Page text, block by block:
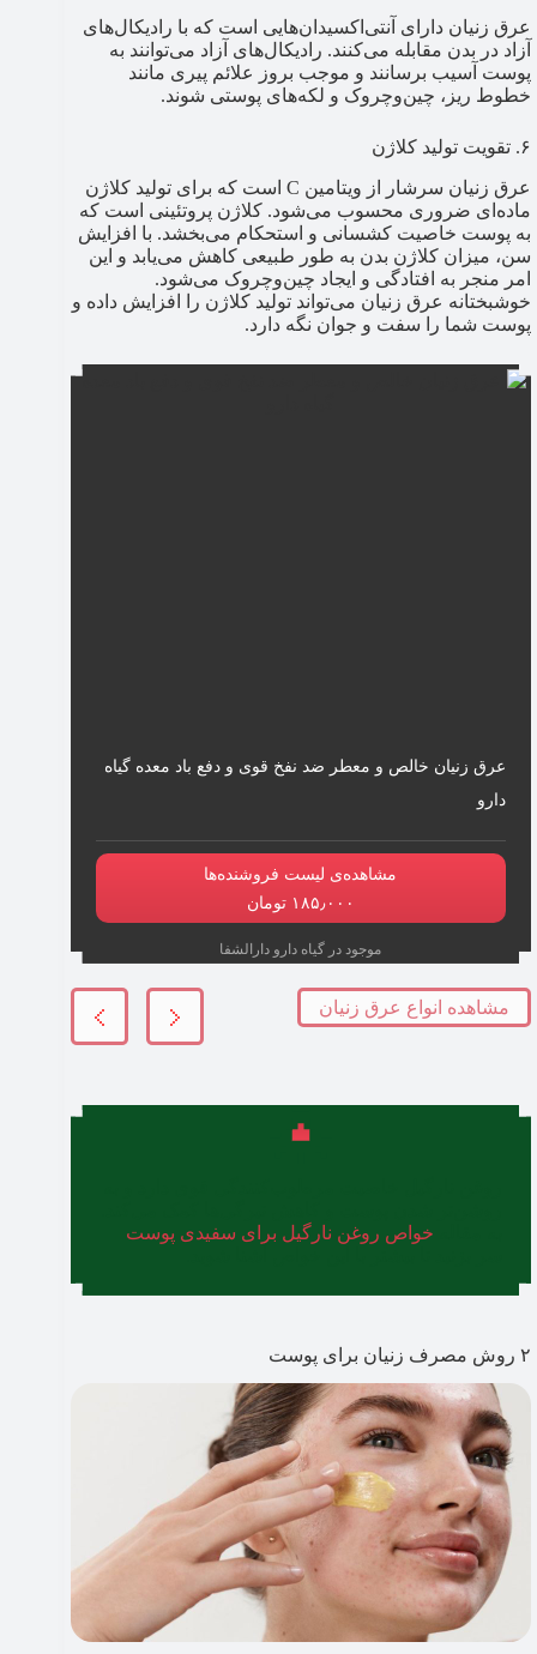
عرق زنیان دارای آنتی‌اکسیدان‌هایی است که با رادیکال‌های
آزاد در بدن مقابله می‌کنند. رادیکال‌های آزاد می‌توانند به
پوست آسیب برسانند و موجب بروز علائم پیری مانند
خطوط ریز، چین‌وچروک و لکه‌های پوستی شوند.
۶. تقویت تولید کلاژن
عرق زنیان سرشار از ویتامین C است که برای تولید کلاژن
ماده‌ای ضروری محسوب می‌شود. کلاژن پروتئینی است که
به پوست خاصیت کشسانی و استحکام می‌بخشد. با افزایش
سن، میزان کلاژن بدن به ‌طور طبیعی کاهش می‌یابد و این
امر منجر به افتادگی و ایجاد چین‌وچروک می‌شود.
خوشبختانه عرق زنیان می‌تواند تولید کلاژن را افزایش داده و
پوست شما را سفت و جوان نگه دارد.
عرق زنیان خالص و معطر ضد نفخ قوی و دفع باد معده گیاه
دارو
مشاهده‌ی لیست فروشنده‌ها
۱۸۵٫۰۰۰ تومان
موجود در گیاه دارو دارالشفا
مشاهده انواع عرق زنیان
خواص روغن نارگیل برای سفیدی پوست
۲ روش مصرف زنیان برای پوست